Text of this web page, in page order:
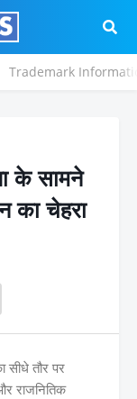
Trademark
के सामने
का चेहरा
सीधे तौर पर
राजनितिक